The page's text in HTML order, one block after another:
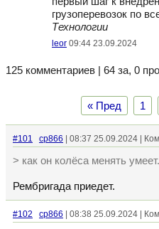
грузоперевозок по
Технологии
leor 09:44 23.09.2024
125 комментариев | 64 за, 0
« Пред 1
#101 cp866 | 08:37 25.09.2024 |
> как он колёса менять
Рембригада приедет.
#102 cp866 | 08:38 25.09.2024 |